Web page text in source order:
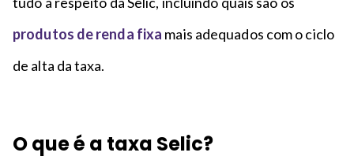
produtos de renda fixa mais adequados com o ciclo
de alta da taxa.
O que é a taxa Selic?